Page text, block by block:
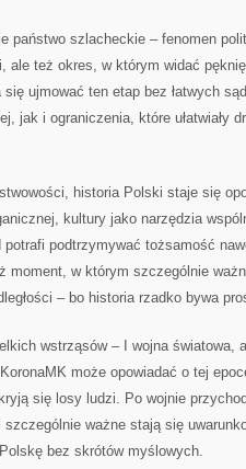
państwo szlacheckie – fenomen
ale też okres, w którym widać
ujmować ten etap bez łatwych
jak i ograniczenia, które ułatwiały
historia Polski staje się
kultury jako narzędzia
podtrzymywać tożsamość
moment, w którym szczególnie
– bo historia rzadko bywa
wstrząsów – I wojna światowa,
może opowiadać o tej
się losy ludzi. Po wojnie
ważne stają się
bez skrótów myślowych.